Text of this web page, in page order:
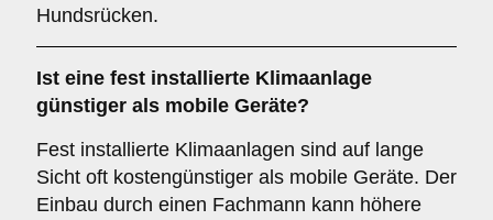
Hundsrücken.
Ist eine fest installierte Klimaanlage
günstiger als mobile Geräte?
Fest installierte Klimaanlagen sind auf lange
Sicht oft kostengünstiger als mobile Geräte. Der
Einbau durch einen Fachmann kann höhere